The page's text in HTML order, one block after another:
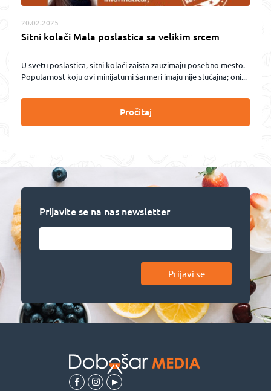
20.02.2025
Sitni kolači Mala poslastica sa velikim srcem
U svetu poslastica, sitni kolači zaista zauzimaju posebno mesto.
Popularnost koju ovi minijaturni šarmeri imaju nije slučajna; oni...
Pročitaj
Prijavite se na nas newsletter
Prijavi se